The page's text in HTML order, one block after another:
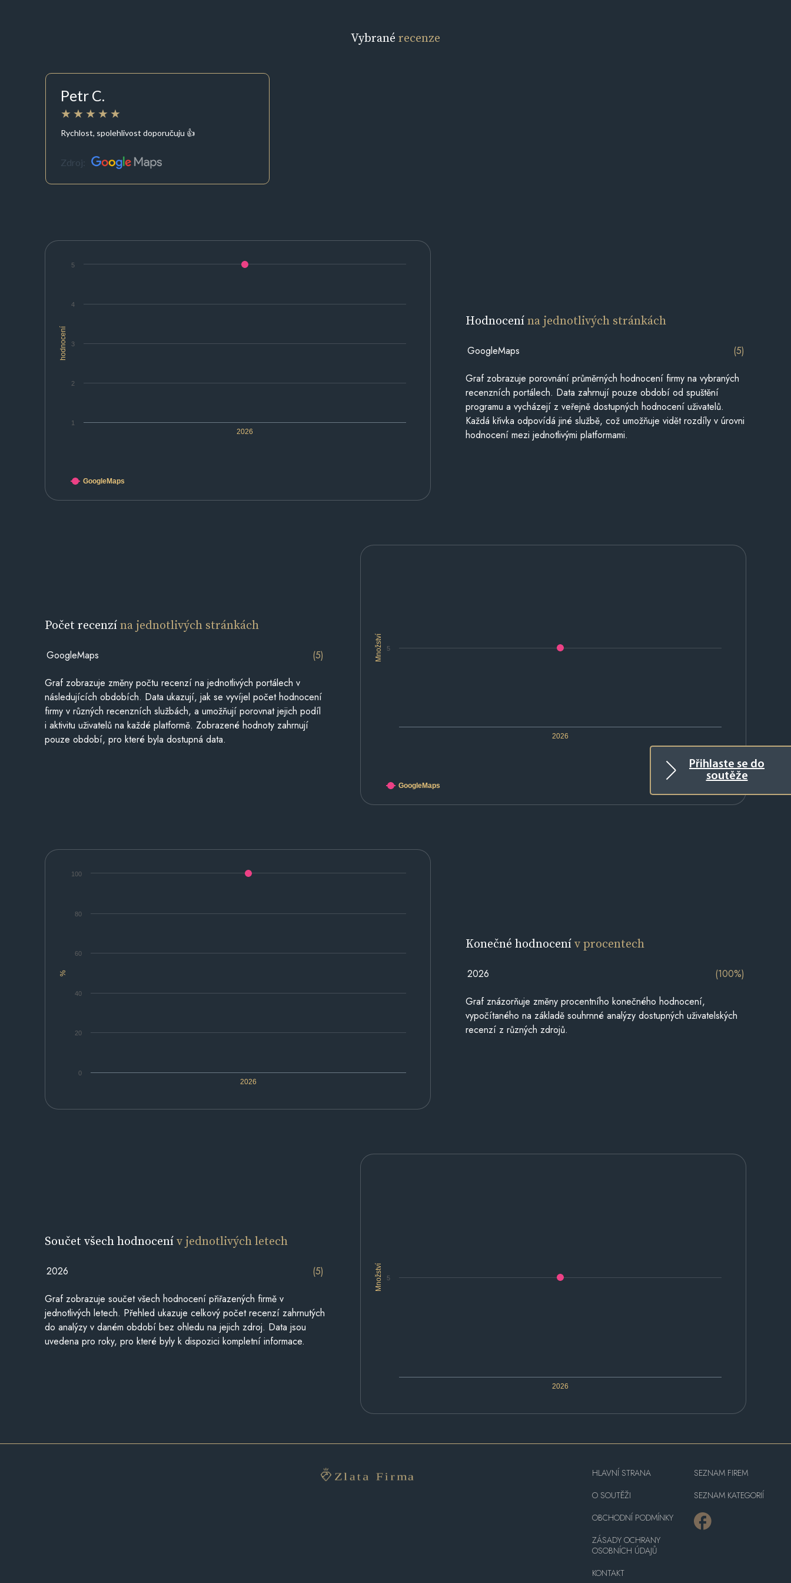
Přihlaste se do
soutěže
Vybrané recenze
Petr C.
Rychlost, spolehlivost doporučuju 👍
Zdroj:
hodnocení
2026
1
2
3
4
5
GoogleMaps
Hodnocenína jednotlivých stránkách
GoogleMaps (5)
Graf zobrazuje porovnání průměrných hodnocení firmy na vybraných
recenzních portálech. Data zahrnují pouze období od spuštění
programu a vycházejí z veřejně dostupných hodnocení uživatelů.
Každá křivka odpovídá jiné službě, což umožňuje vidět rozdíly v úrovni
hodnocení mezi jednotlivými platformami.
Množství
2026
5
GoogleMaps
Počet recenzína jednotlivých stránkách
GoogleMaps (5)
Graf zobrazuje změny počtu recenzí na jednotlivých portálech v
následujících obdobích. Data ukazují, jak se vyvíjel počet hodnocení
firmy v různých recenzních službách, a umožňují porovnat jejich podíl
i aktivitu uživatelů na každé platformě. Zobrazené hodnoty zahrnují
pouze období, pro které byla dostupná data.
%
2026
0
20
40
60
80
100
Konečné hodnocenív procentech
2026 (100%)
Graf znázorňuje změny procentního konečného hodnocení,
vypočítaného na základě souhrnné analýzy dostupných uživatelských
recenzí z různých zdrojů.
Množství
2026
5
Součet všech hodnocenív jednotlivých letech
2026 (5)
Graf zobrazuje součet všech hodnocení přiřazených firmě v
jednotlivých letech. Přehled ukazuje celkový počet recenzí zahrnutých
do analýzy v daném období bez ohledu na jejich zdroj. Data jsou
uvedena pro roky, pro které byly k dispozici kompletní informace.
HLAVNÍ STRANA
O SOUTĚŽI
OBCHODNÍ PODMÍNKY
ZÁSADY OCHRANY
OSOBNÍCH ÚDAJŮ
KONTAKT
SEZNAM FIREM
SEZNAM KATEGORIÍ